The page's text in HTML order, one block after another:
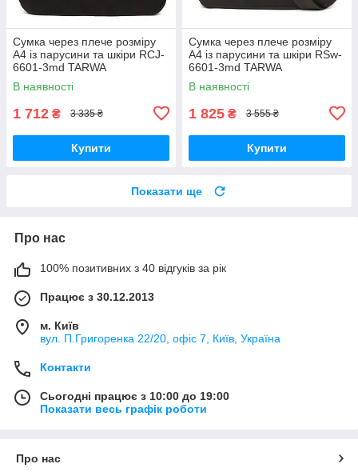
Сумка через плече розміру
А4 із парусини та шкіри RCJ-
6601-3md TARWA
В наявності
1 712 ₴ 3 335 ₴
Купити
Сумка через плече розміру
А4 із парусини та шкіри RSw-
6601-3md TARWA
В наявності
1 825 ₴ 3 555 ₴
Купити
Показати ще
Про нас
100% позитивних з 40 відгуків за рік
Працює з 30.12.2013
м. Київ
вул. П.Григоренка 22/20, офіс 7, Київ, Україна
Контакти
Сьогодні працює з 10:00 до 19:00
Показати весь графік роботи
Про нас